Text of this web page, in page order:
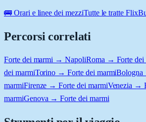
🚌 Orari e linee dei mezziTutte le tratte
Percorsi correlati
Forte dei marmi → NapoliRoma → Forte dei
dei marmiTorino → Forte dei marmiBologna
marmiFirenze → Forte dei marmiVenezia →
marmiGenova → Forte dei marmi